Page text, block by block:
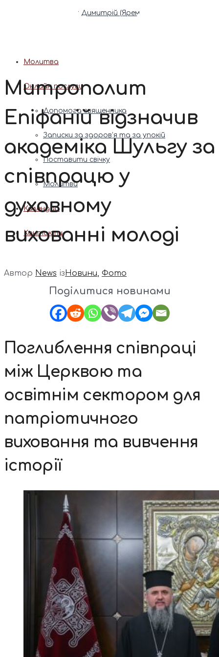
Патріарх Димитрій (Ярема)
Молитва
Онлайн послуги
Допомога священника
Записки за здоров’я та за упокій
Поставити свічку
Молитви
Календар
Контакти
Митрополит
Епіфаній відзначив
академіка Шульгу за
співпрацю у
духовному
вихованні молоді
Автор News ізНовини, Фото
Поділитися новинами
Поглиблення співпраці
між Церквою та
освітнім сектором для
патріотичного
виховання та вивчення
історії